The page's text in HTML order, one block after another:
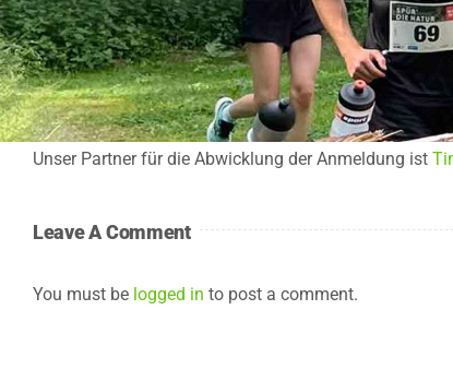
Unser Partner für die Abwicklung der Anmeldung ist
Leave A Comment
You must be logged in to post a comment.